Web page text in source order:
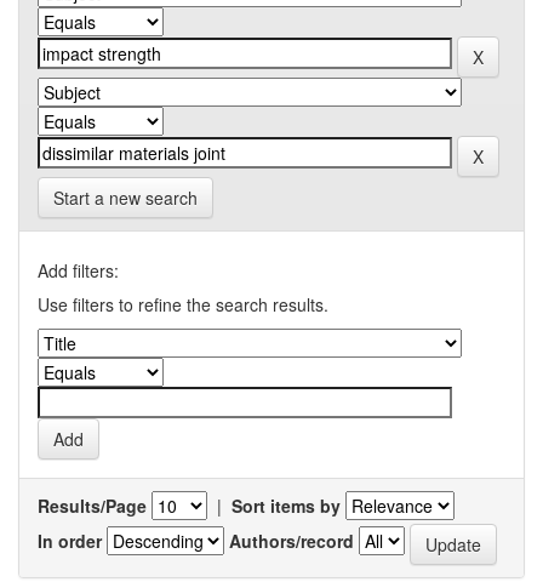
Start a new search
Add filters:
Use filters to refine the search results.
Results/Page | Sort items by
In order
Authors/record